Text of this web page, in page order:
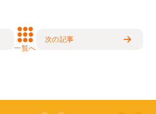
一覧へ
次の記事